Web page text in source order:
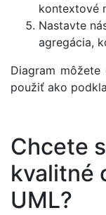
kontextové
Nastavte
agregácia,
Diagram
použiť ako
Chcete
kvalitné
UML?